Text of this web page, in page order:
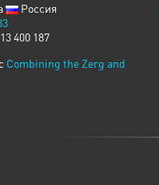
Россия
400 187
Combining the Zerg and